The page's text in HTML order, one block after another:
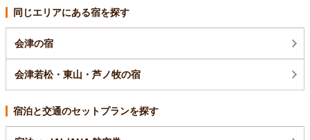
同じエリアにある宿を探す
会津の宿
会津若松・東山・芦ノ牧の宿
宿泊と交通のセットプランを探す